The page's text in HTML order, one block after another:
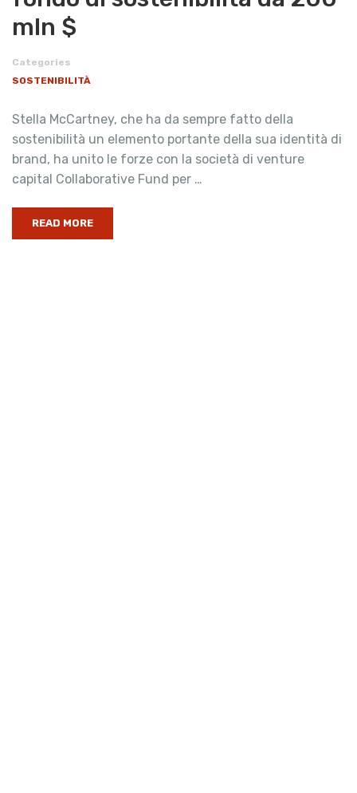
mln $
Categories
SOSTENIBILITÀ
Stella McCartney, che ha da sempre fatto della
sostenibilità un elemento portante della sua identità di
brand, ha unito le forze con la società di venture
capital Collaborative Fund per …
READ MORE